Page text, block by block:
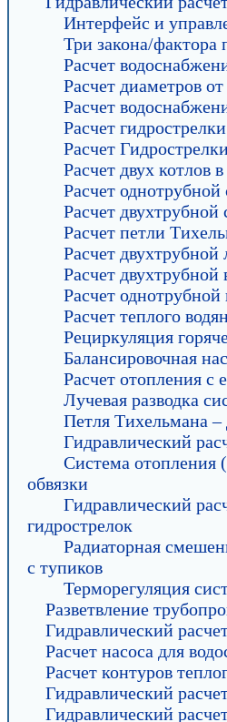
Интерфейс и
Три закона/фактора
Расчет
Расчет диаметров
Расчет
Расчет
Расчет
Расчет двух котлов
Расчет
Расчет
Расчет петли
Расчет двухтрубной
Расчет
Расчет
Расчет теплого
Рециркуляция
Балансировочная
Расчет отопления с
Лучевая разводка
Петля Тихельмана –
Гидравлический
Система отопления
обвязки
Гидравлический
гидрострелок
Радиаторная
с тупиков
Терморегуляция
Разветвление
Гидравлический
Расчет насоса для
Расчет контуров
Гидравлический
Гидравлический